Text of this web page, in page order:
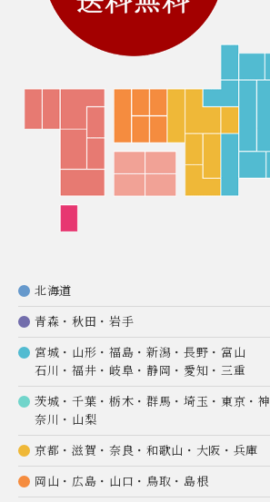
北海道
青森・秋田・岩手
宮城・山形・福島・新潟・長野・富山
石川・福井・岐阜・静岡・愛知・三重
茨城・千葉・栃木・群馬・埼玉・東京・神
奈川・山梨
京都・滋賀・奈良・和歌山・大阪・兵庫
岡山・広島・山口・鳥取・島根